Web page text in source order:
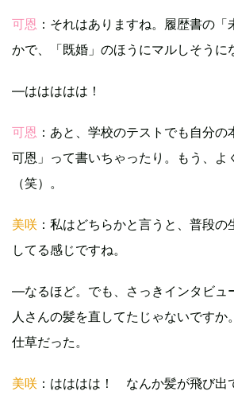
可恩 ：それはありますね。履歴書の「
かで、「既婚」のほうにマルしそうに
―ははははは！
可恩 ：あと、学校のテストでも自分
可恩」って書いちゃったり。もう、よ
（笑）。
美咲 ：私はどちらかと言うと、普段
してる感じですね。
―なるほど。でも、さっきインタビュ
人さんの髪を直してたじゃないですか
仕草だった。
美咲 ：はははは！ なんか髪が飛び出